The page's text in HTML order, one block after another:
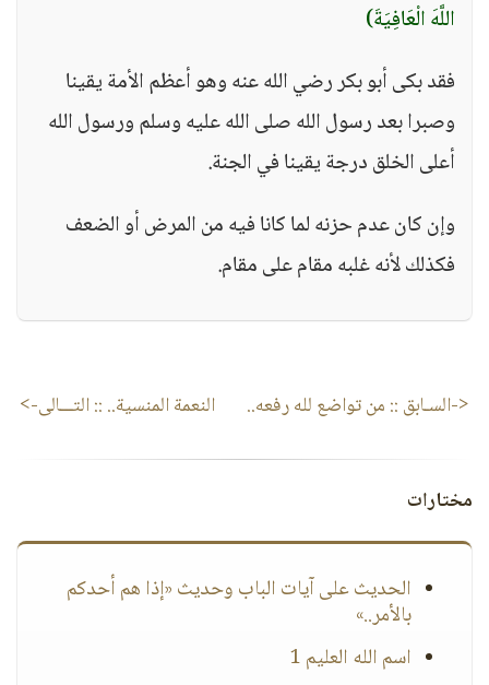
اللَّهَ الْعَافِيَةَ)
فقد بكى أبو بكر رضي الله عنه وهو أعظم الأمة يقينا
وصبرا بعد رسول الله صلى الله عليه وسلم ورسول الله
أعلى الخلق درجة يقينا في الجنة.
وإن كان عدم حزنه لما كانا فيه من المرض أو الضعف
فكذلك لأنه غلبه مقام على مقام.
<-السـابق :: من تواضع لله رفعه.. النعمة المنسية.. :: التـــالى->
مختارات
الحديث على آيات الباب وحديث «إذا هم أحدكم
بالأمر..»
اسم الله العليم 1